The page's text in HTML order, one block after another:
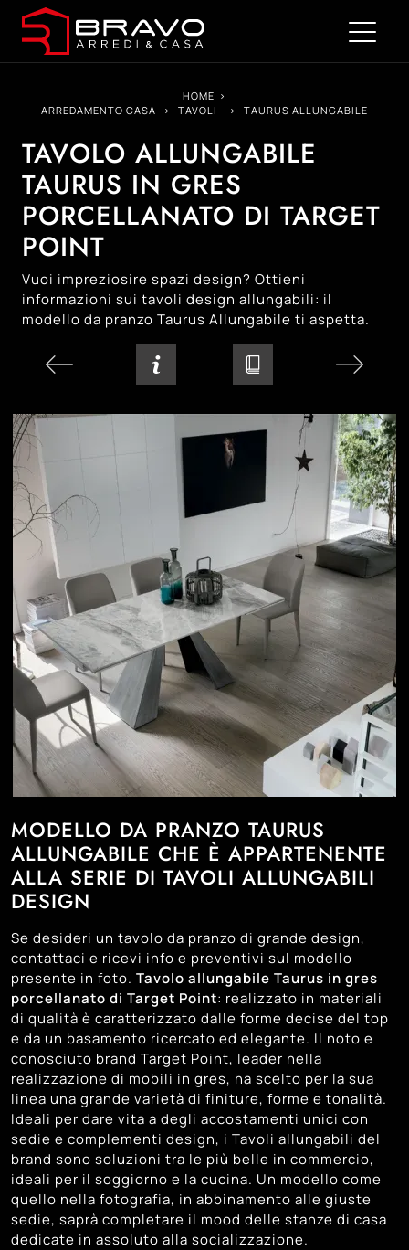
HOME >
ARREDAMENTO CASA
> TAVOLI > TAURUS ALLUNGABILE
TAVOLO ALLUNGABILE
TAURUS IN GRES
PORCELLANATO DI TARGET
POINT
Vuoi impreziosire spazi design? Ottieni
informazioni sui tavoli design allungabili: il
modello da pranzo Taurus Allungabile ti aspetta.
MODELLO DA PRANZO TAURUS
ALLUNGABILE CHE È APPARTENENTE
ALLA SERIE DI TAVOLI ALLUNGABILI
DESIGN
Se desideri un tavolo da pranzo di grande design,
contattaci e ricevi info e preventivi sul modello
presente in foto. Tavolo allungabile Taurus in gres
porcellanato di Target Point: realizzato in materiali
di qualità è caratterizzato dalle forme decise del top
e da un basamento ricercato ed elegante. Il noto e
conosciuto brand Target Point, leader nella
realizzazione di mobili in gres, ha scelto per la sua
linea una grande varietà di finiture, forme e tonalità.
Ideali per dare vita a degli accostamenti unici con
sedie e complementi design, i Tavoli allungabili del
brand sono soluzioni tra le più belle in commercio,
ideali per il soggiorno e la cucina. Un modello come
quello nella fotografia, in abbinamento alle giuste
sedie, saprà completare il mood delle stanze di casa
dedicate in assoluto alla socializzazione.